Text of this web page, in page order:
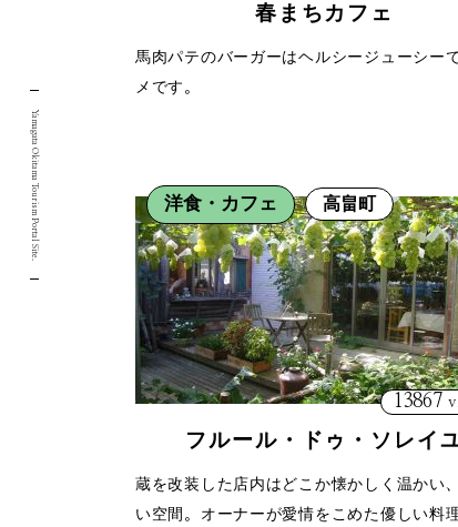
春まちカフェ
馬肉パテのバーガーはヘルシージューシー
メです。
洋食・カフェ 高畠町
13867
フルール・ドゥ・ソレイ
蔵を改装した店内はどこか懐かしく温かい
い空間。オーナーが愛情をこめた優しい料
Yamagata Okitama Tourism Portal Site.